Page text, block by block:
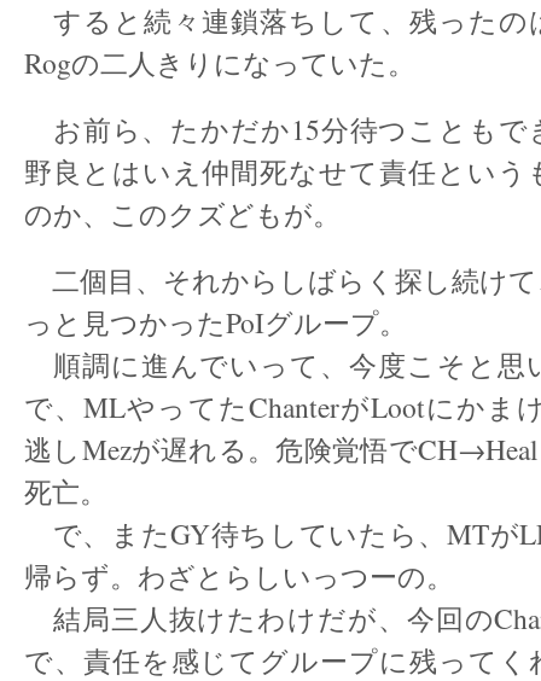
すると続々連鎖落ちして、残ったの
Rogの二人きりになっていた。
お前ら、たかだか15分待つことも
野良とはいえ仲間死なせて責任という
のか、このクズどもが。
二個目、それからしばらく探し続け
っと見つかったPoIグループ。
順調に進んでいって、今度こそと思
で、MLやってたChanterがLootにかま
逃しMezが遅れる。危険覚悟で
死亡。
で、またGY待ちしていたら、MTが
帰らず。わざとらしいっつーの。
結局三人抜けたわけだが、今回の
で、責任を感じてグループに残ってく